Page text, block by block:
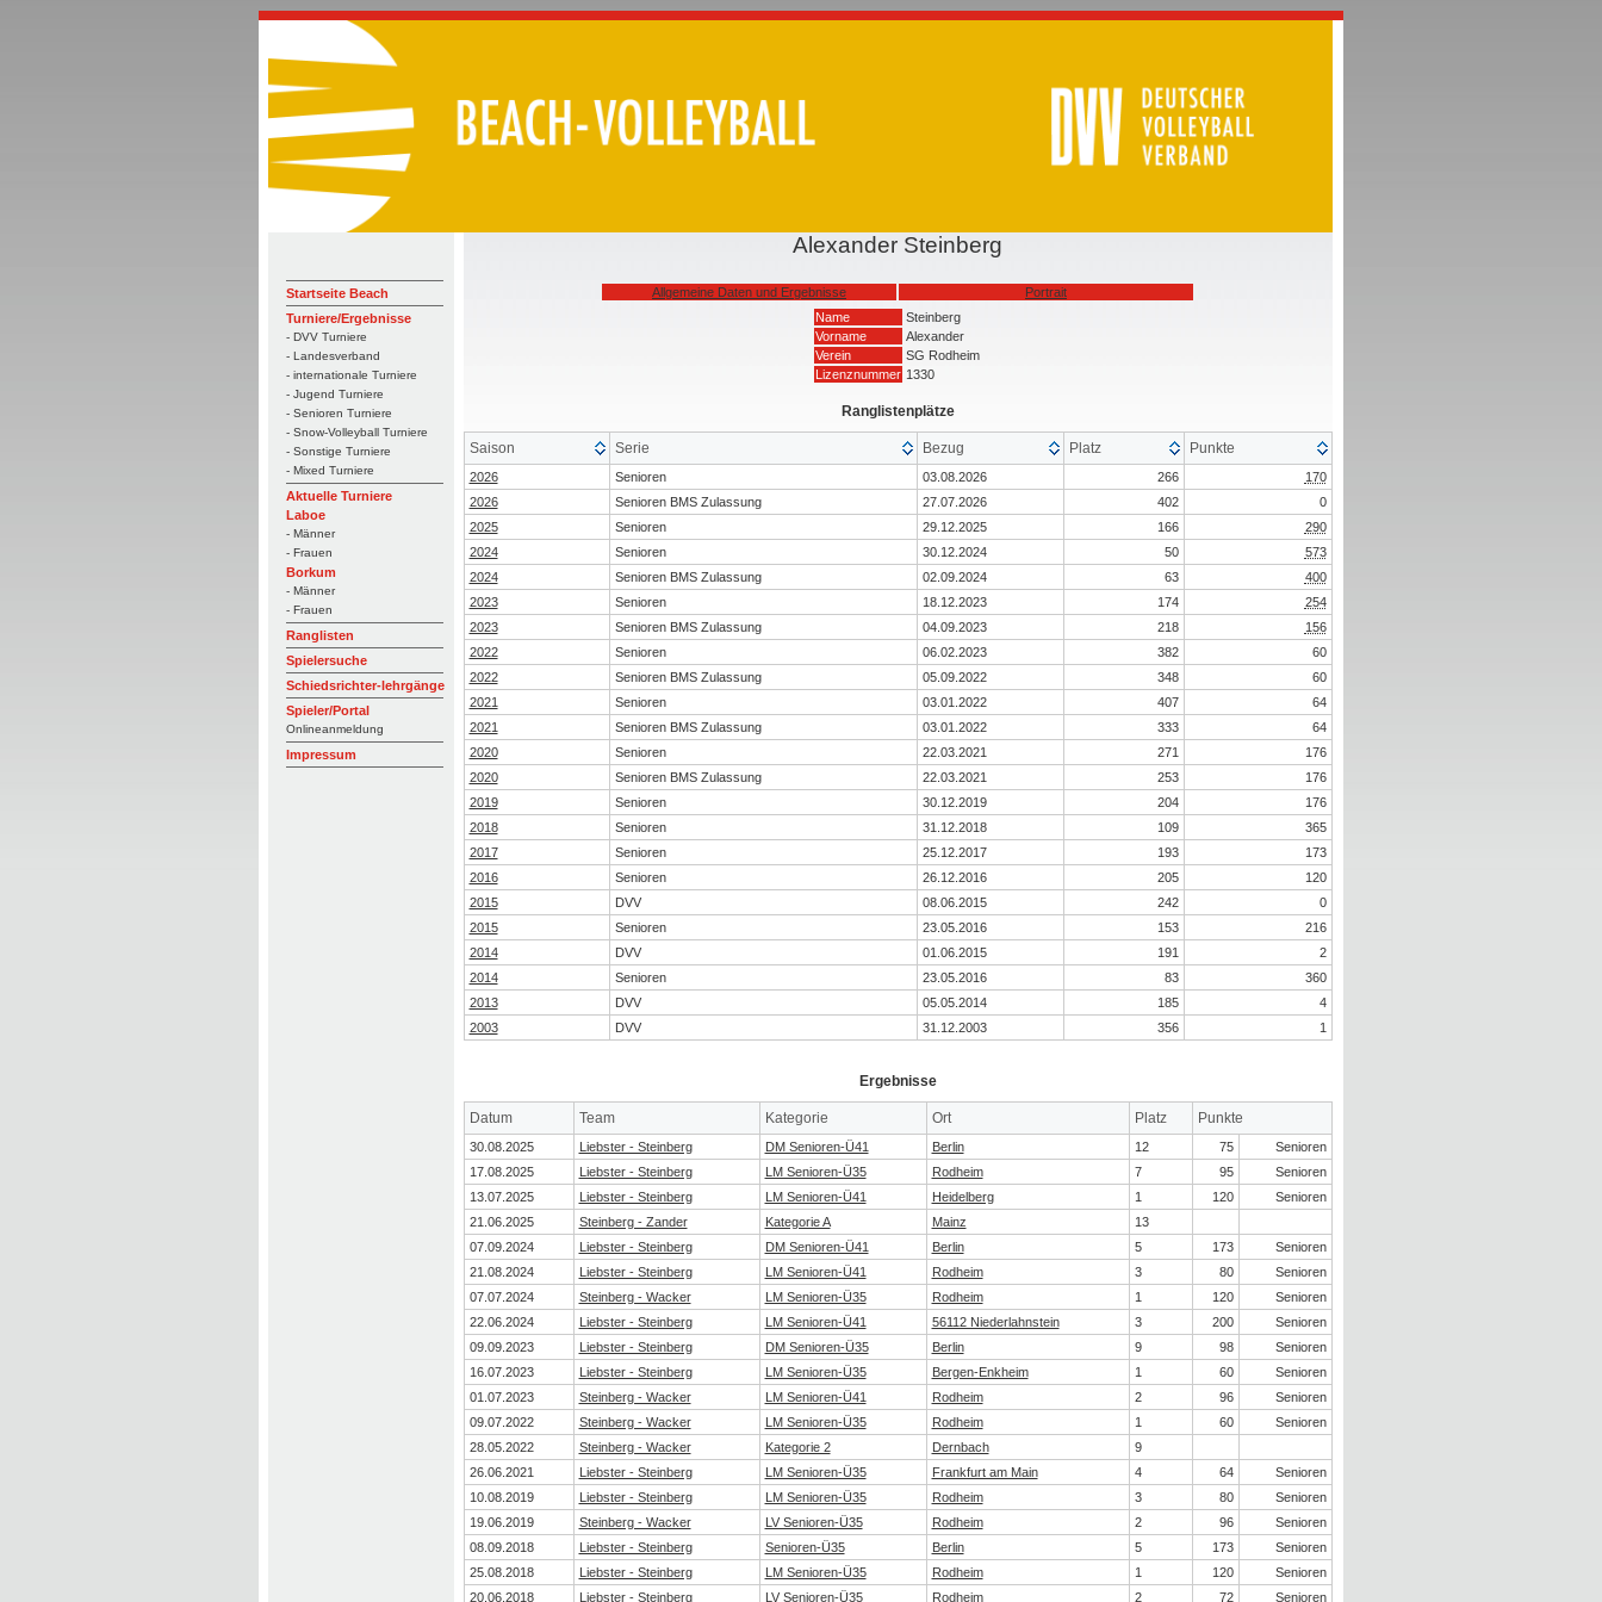
Startseite Beach
Turniere/Ergebnisse
- DVV Turniere
- Landesverband
- internationale Turniere
- Jugend Turniere
- Senioren Turniere
- Snow-Volleyball Turniere
- Sonstige Turniere
- Mixed Turniere
Aktuelle Turniere
Laboe
- Männer
- Frauen
Borkum
- Männer
- Frauen
Ranglisten
Spielersuche
Schiedsrichter-lehrgänge
Spieler/Portal
Onlineanmeldung
Impressum
Alexander Steinberg
Allgemeine Daten und Ergebnisse
Portrait
Name
Steinberg
Vorname
Alexander
Verein
SG Rodheim
Lizenznummer 1330
Ranglistenplätze
Saison Serie Bezug Platz Punkte
2026 Senioren 03.08.2026 266
170
2026
Senioren BMS Zulassung 27.07.2026 402
0
2025
Senioren 29.12.2025 166
290
2024
Senioren 30.12.2024 50
573
2024
Senioren BMS Zulassung 02.09.2024 63
400
2023
Senioren 18.12.2023 174
254
2023
Senioren BMS Zulassung 04.09.2023 218
156
2022
Senioren 06.02.2023 382
60
2022
Senioren BMS Zulassung 05.09.2022 348
60
2021
Senioren 03.01.2022 407
64
2021
Senioren BMS Zulassung 03.01.2022 333
64
2020
Senioren 22.03.2021 271
176
2020
Senioren BMS Zulassung 22.03.2021 253
176
2019
Senioren 30.12.2019 204
176
2018
Senioren 31.12.2018 109
365
2017
Senioren 25.12.2017 193
173
2016
Senioren 26.12.2016 205
120
2015
DVV 08.06.2015 242
0
2015
Senioren 23.05.2016 153
216
2014
DVV 01.06.2015 191
2
2014
Senioren 23.05.2016 83
360
2013
DVV 05.05.2014 185
4
2003
DVV 31.12.2003 356 1
Ergebnisse
Datum Team Kategorie Ort Platz Punkte
30.08.2025 Liebster - Steinberg DM Senioren-Ü41 Berlin 12 75
Senioren
17.08.2025
Liebster - Steinberg LM Senioren-Ü35 Rodheim 7 95
Senioren
13.07.2025
Liebster - Steinberg LM Senioren-Ü41 Heidelberg 1 120
Senioren
21.06.2025
Steinberg - Zander Kategorie A Mainz
13
07.09.2024
Liebster - Steinberg DM Senioren-Ü41 Berlin 5 173
Senioren
21.08.2024
Liebster - Steinberg LM Senioren-Ü41 Rodheim 3 80
Senioren
07.07.2024
Steinberg - Wacker LM Senioren-Ü35 Rodheim 1 120
Senioren
22.06.2024
Liebster - Steinberg LM Senioren-Ü41 56112 Niederlahnstein 3 200
Senioren
09.09.2023
Liebster - Steinberg DM Senioren-Ü35 Berlin 9 98
Senioren
16.07.2023
Liebster - Steinberg LM Senioren-Ü35 Bergen-Enkheim 1 60
Senioren
01.07.2023
Steinberg - Wacker LM Senioren-Ü41 Rodheim 2 96
Senioren
09.07.2022
Steinberg - Wacker LM Senioren-Ü35 Rodheim 1 60
Senioren
28.05.2022
Steinberg - Wacker Kategorie 2 Dernbach
9
26.06.2021
Liebster - Steinberg LM Senioren-Ü35 Frankfurt am Main 4 64
Senioren
10.08.2019
Liebster - Steinberg LM Senioren-Ü35 Rodheim 3 80
Senioren
19.06.2019
Steinberg - Wacker LV Senioren-Ü35 Rodheim 2 96
Senioren
08.09.2018
Liebster - Steinberg Senioren-Ü35 Berlin 5 173
Senioren
25.08.2018
Liebster - Steinberg LM Senioren-Ü35 Rodheim 1 120
Senioren
20.06.2018
Liebster - Steinberg LV Senioren-Ü35 Rodheim 2 72 Senioren